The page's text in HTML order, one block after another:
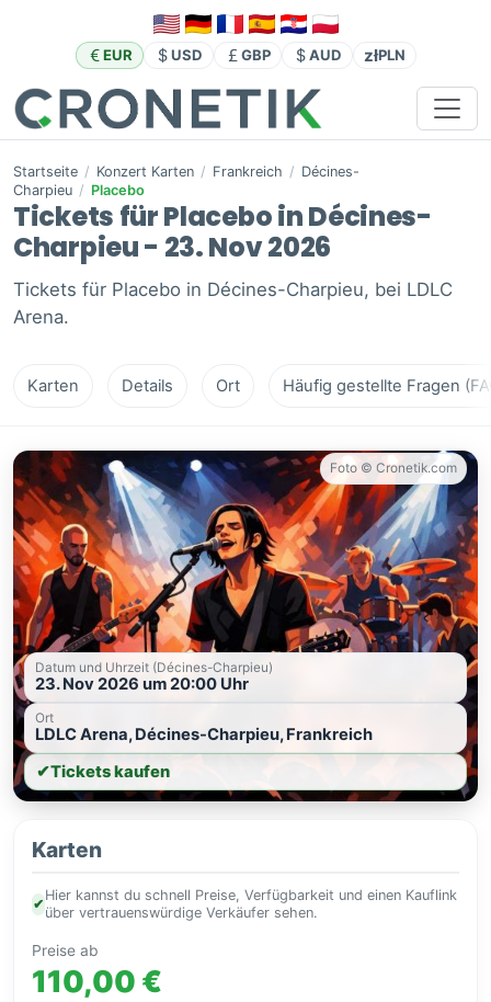
EUR USD GBP AUD złPLN
Startseite / Konzert Karten / Frankreich / Décines-
Charpieu / Placebo
Tickets für Placebo in Décines-
Charpieu - 23. Nov 2026
Tickets für Placebo in Décines-Charpieu, bei LDLC
Arena.
Karten Details Ort Häufig gestellte Fragen
Foto © Cronetik.com
Datum und Uhrzeit (Décines-Charpieu)
23. Nov 2026 um 20:00 Uhr
Ort
LDLC Arena, Décines-Charpieu, Frankreich
✔Tickets kaufen
Karten
✔
Hier kannst du schnell Preise, Verfügbarkeit und einen Kauflink
über vertrauenswürdige Verkäufer sehen.
Preise ab
110,00 €